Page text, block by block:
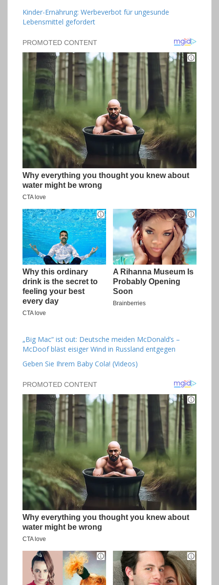
Kinder-Ernährung: Werbeverbot für ungesunde
Lebensmittel gefordert
„Big Mac“ ist out: Deutsche meiden McDonald’s –
McDoof bläst eisiger Wind in Russland entgegen
Geben Sie Ihrem Baby Cola! (Videos)